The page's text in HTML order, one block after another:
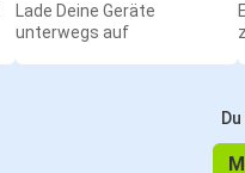
Lade Deine Geräte
unterwegs auf